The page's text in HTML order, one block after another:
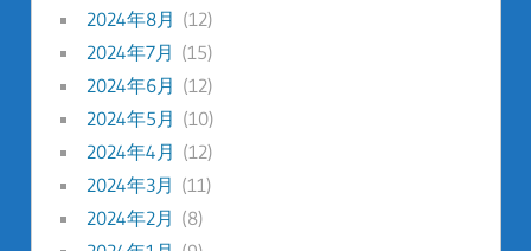
2024年8月 (12)
2024年7月 (15)
2024年6月 (12)
2024年5月 (10)
2024年4月 (12)
2024年3月 (11)
2024年2月 (8)